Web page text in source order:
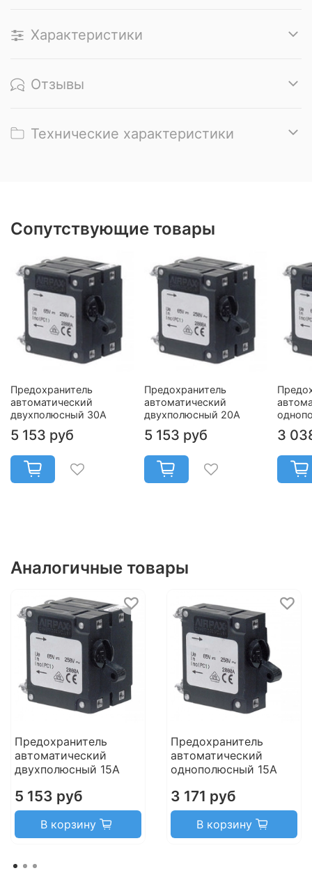
Характеристики
Отзывы
Технические характеристики
Сопутствующие товары
Предохранитель
автоматический
двухполюсный 30А
5 153 руб
Предохранитель
автоматический
двухполюсный 20А
5 153 руб 3
Аналогичные товары
Предохранитель
автоматический
двухполюсный 15А
5 153 руб
В корзину
Предохранитель
автоматический
однополюсный 15А
3 171 руб
В корзину